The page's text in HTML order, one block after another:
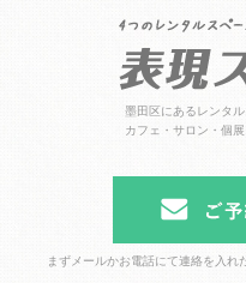
墨田区にあるレンタ
カフェ・サロン・個
まずメールかお電話にて連絡を入れ